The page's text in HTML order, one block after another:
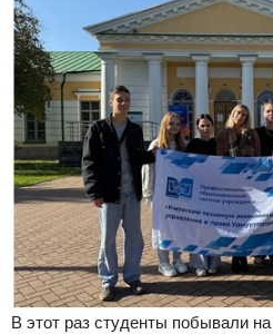
В этот раз студенты побывали